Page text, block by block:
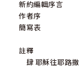
新約編輯序言
作者序
簡寫表
註釋
肆 耶穌往耶路